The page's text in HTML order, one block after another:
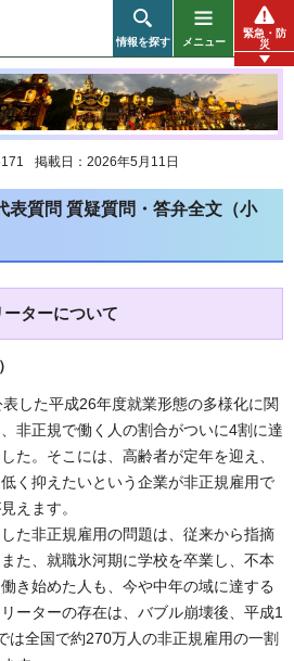
情報を探す メニュー
緊急・防
災
掲載日：2026年5月11日
表質問 質疑質問・答弁全文（小
ターについて
）
した平成26年度就業形態の多様化に関
非正規で働く人の割合がついに4割に達
た。そこには、高齢者が定年を迎え、
く抑えたいという企業が非正規雇用で
えます。
た非正規雇用の問題は、従来から指摘
た、就職氷河期に学校を卒業し、不本
き始めた人も、今や中年の域に達する
ーターの存在は、バブル崩壊後、平成1
は全国で約270万人の非正規雇用の一割